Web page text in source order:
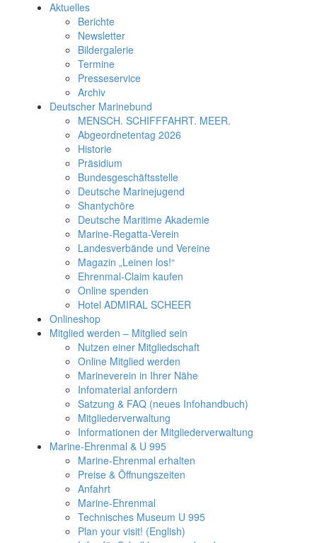
Aktuelles
Berichte
Newsletter
Bildergalerie
Termine
Presseservice
Archiv
Deutscher Marinebund
MENSCH. SCHIFFFAHRT. MEER.
Abgeordnetentag 2026
Historie
Präsidium
Bundesgeschäftsstelle
Deutsche Marinejugend
Shantychöre
Deutsche Maritime Akademie
Marine-Regatta-Verein
Landesverbände und Vereine
Magazin „Leinen los!“
Ehrenmal-Claim kaufen
Online spenden
Hotel ADMIRAL SCHEER
Onlineshop
Mitglied werden – Mitglied sein
Nutzen einer Mitgliedschaft
Online Mitglied werden
Marineverein in Ihrer Nähe
Infomaterial anfordern
Satzung & FAQ (neues Infohandbuch)
Mitgliederverwaltung
Informationen der Mitgliederverwaltung
Marine-Ehrenmal & U 995
Marine-Ehrenmal erhalten
Preise & Öffnungszeiten
Anfahrt
Marine-Ehrenmal
Technisches Museum U 995
Plan your visit! (English)